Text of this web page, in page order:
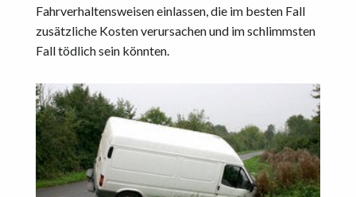
Fahrverhaltensweisen einlassen, die im besten Fall
zusätzliche Kosten verursachen und im schlimmsten
Fall tödlich sein könnten.